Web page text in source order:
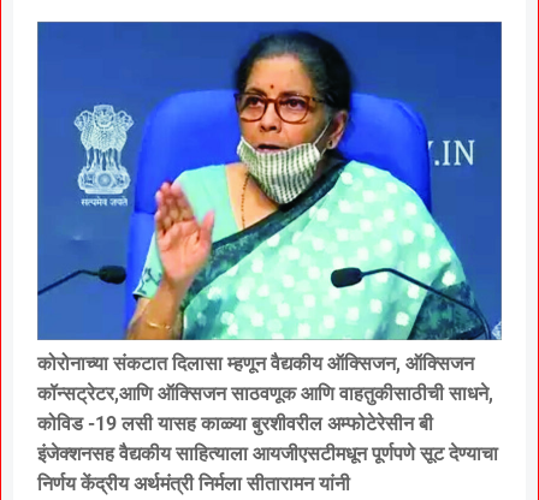
कोरोनाच्या संकटात दिलासा म्हणून वैद्यकीय ऑक्सिजन, ऑक्सिजन
कॉन्सट्रेटर,आणि ऑक्सिजन साठवणूक आणि वाहतुकीसाठीची साधने,
कोविड -19 लसी यासह काळ्या बुरशीवरील अम्फोटेरेसीन बी
इंजेक्शनसह वैद्यकीय साहित्याला आयजीएसटीमधून पूर्णपणे सूट देण्याचा
निर्णय केंद्रीय अर्थमंत्री निर्मला सीतारामन यांनी